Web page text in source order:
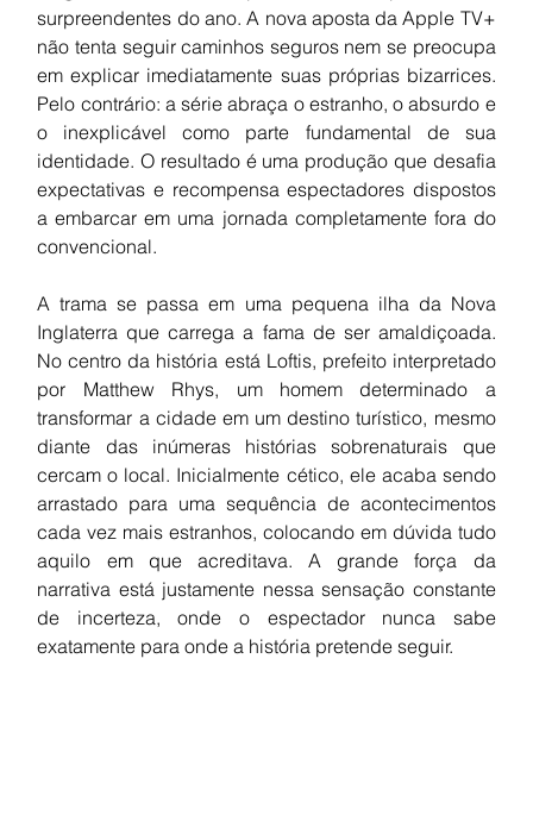
surpreendentes do ano. A nova aposta da Apple TV+
não tenta seguir caminhos seguros nem se preocupa
em explicar imediatamente suas próprias bizarrices.
Pelo contrário: a série abraça o estranho, o absurdo e
o inexplicável como parte fundamental de sua
identidade. O resultado é uma produção que desafia
expectativas e recompensa espectadores dispostos
a embarcar em uma jornada completamente fora do
convencional.
A trama se passa em uma pequena ilha da Nova
Inglaterra que carrega a fama de ser amaldiçoada.
No centro da história está Loftis, prefeito interpretado
por Matthew Rhys, um homem determinado a
transformar a cidade em um destino turístico, mesmo
diante das inúmeras histórias sobrenaturais que
cercam o local. Inicialmente cético, ele acaba sendo
arrastado para uma sequência de acontecimentos
cada vez mais estranhos, colocando em dúvida tudo
aquilo em que acreditava. A grande força da
narrativa está justamente nessa sensação constante
de incerteza, onde o espectador nunca sabe
exatamente para onde a história pretende seguir.